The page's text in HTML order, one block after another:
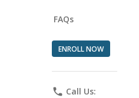
FAQs
ENROLL NOW
phone Call Us: